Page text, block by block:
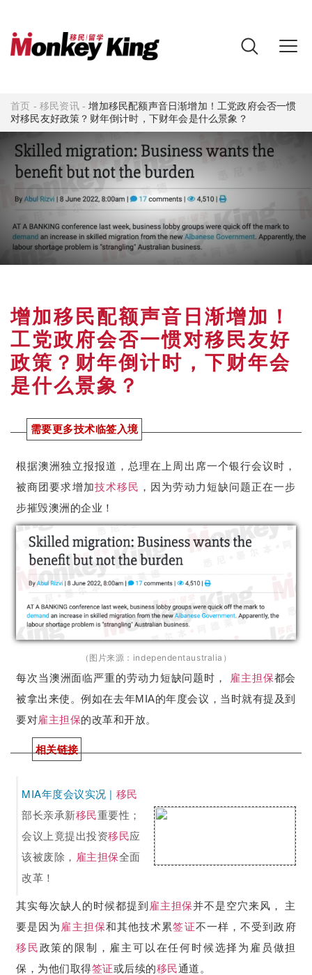
首页 -移民资讯-增加移民配额声音日渐增加！工党政府会否一惯
对移民友好政策？财年倒计时，下财年会是什么景象？
增加移民配额声音日渐增加！
工党政府会否一惯对移民友好
政策？财年倒计时，下财年会
是什么景象？
需要更多技术临签入境
根据澳洲独立报报道，总理在上周出席一个银行会议时，
被商团要求增加技术移民 ，因为劳动力短缺问题正在一步
步摧毁澳洲的企业！
（图片来源：independentaustralia）
每次当澳洲面临严重的劳动力短缺问题时， 雇主担保都会
被拿出来使。例如在去年MIA的年度会议，当时就有提及到
要对雇主担保的改革和开放。
相关链接
MIA年度会议实况 | 移民
部长亲承新移民重要性；
会议上竟提出投资移民应
该被废除， 雇主担保全面
改革！
其实每次缺人的时候都提到 雇主担保并不是空穴来风， 主
要是因为 雇主担保和其他技术累签证不一样，不受到政府
移民政策的限制，雇主可以在任何时候选择为雇员做担
保，为他们取得签证或后续的移民通道。